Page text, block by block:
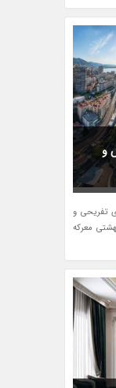
و
تفریحی و
معرکه